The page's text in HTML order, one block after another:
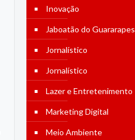
Inovação
Jaboatão do Guararapes
Jornalístico
Jornalístico
Lazer e Entretenimento
Marketing Digital
Meio Ambiente